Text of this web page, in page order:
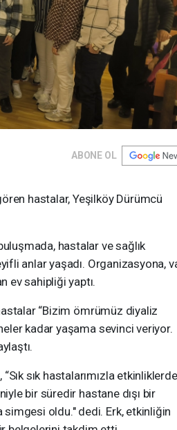
ABONE OL
hastalar, Yeşilköy Dürümcü
hastalar ve sağlık
anlar yaşadı. Organizasyona,
ev sahipliği yaptı.
“Bizim ömrümüz diyaliz
kadar yaşama sevinci veriyor.
sık hastalarımızla
bir süredir hastane dışı bir
oldu." dedi. Erk, etkinliğin